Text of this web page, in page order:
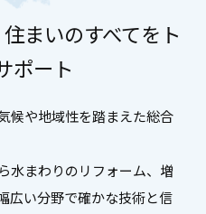
まいのすべてをト
ポート
候や地域性を踏まえた総合
水まわりのリフォーム、増
広い分野で確かな技術と信